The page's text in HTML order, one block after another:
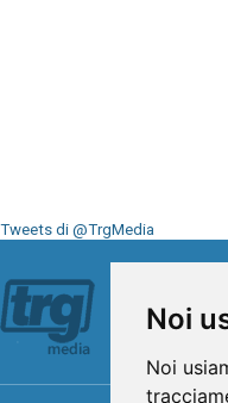
Noi
Noi
Tweets di @TrgMedia